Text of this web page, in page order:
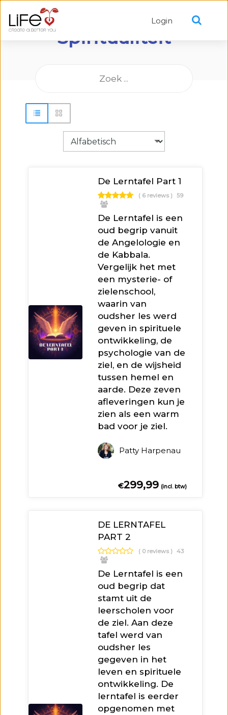
Login
Spiritualiteit
De Lerntafel Part 1
( 6 reviews ) 59
De Lerntafel is een
oud begrip vanuit
de Angelologie en
de Kabbala.
Vergelijk het met
een mysterie- of
zielenschool,
waarin van
oudsher les werd
geven in spirituele
ontwikkeling, de
psychologie van de
ziel, en de wijsheid
tussen hemel en
aarde. Deze zeven
afleveringen kun je
zien als een warm
bad voor je ziel.
Patty Harpenau
€299,99 (incl. btw)
DE LERNTAFEL
PART 2
( 0 reviews ) 43
De Lerntafel is een
oud begrip dat
stamt uit de
leerscholen voor
de ziel. Aan deze
tafel werd van
oudsher les
gegeven in het
leven en spirituele
ontwikkeling. De
lerntafel is eerder
opgenomen met